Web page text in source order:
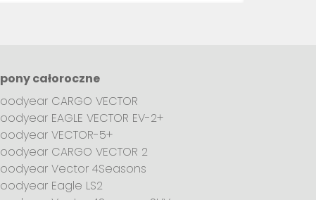
całoroczne
CARGO VECTOR
EAGLE VECTOR EV-2+
VECTOR-5+
CARGO VECTOR 2
Vector 4Seasons
Eagle LS2